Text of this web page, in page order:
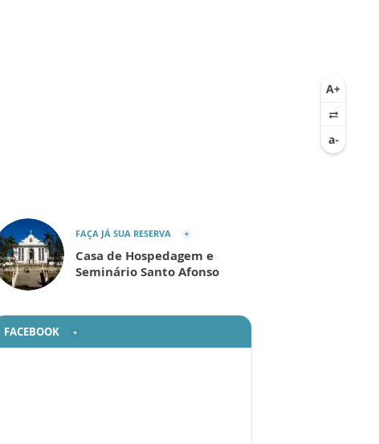
FAÇA JÁ SUA RESERVA
Casa de Hospedagem e
Seminário Santo Afonso
FACEBOOK